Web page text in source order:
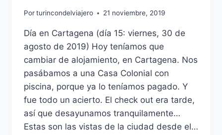
Porturincondelviajero 21 noviembre, 2019
Día en Cartagena (día 15: viernes, 30 de
agosto de 2019) Hoy teníamos que
cambiar de alojamiento, en Cartagena. Nos
pasábamos a una Casa Colonial con
piscina, porque ya lo teníamos pagado. Y
fue todo un acierto. El check out era tarde,
así que desayunamos tranquilamente…
Estas son las vistas de la ciudad desde el…